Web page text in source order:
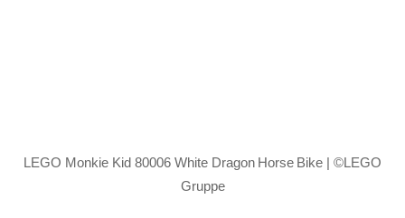
LEGO Monkie Kid 80006 White Dragon Horse Bike | ©LEGO
Gruppe